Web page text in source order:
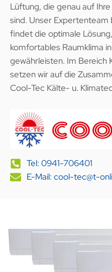
Lüftung, die genau auf
sind. Unser Expertenteam
findet die optimale
komfortables Raumklima
gewährleisten. Im Bereich
setzen wir auf die
Cool-Tec Kälte- u.
Tel: 0941-706401
E-Mail: cool-tec@t-